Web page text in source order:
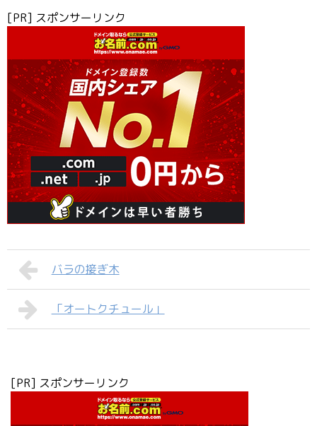
[PR] スポンサーリンク
バラの接ぎ木
「オートクチュール」
[PR] スポンサーリンク